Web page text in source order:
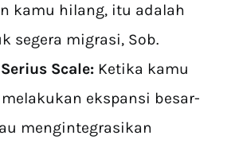
kamu hilang, itu adalah
segera migrasi, Sob.
Scale: Ketika kamu
ekspansi besar-
mengintegrasikan